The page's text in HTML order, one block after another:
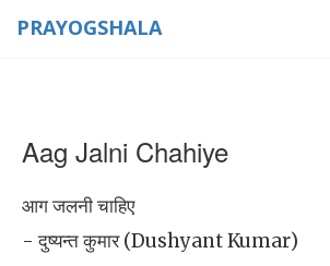
PRAYOGSHALA
Aag Jalni Chahiye
आग जलनी चाहिए
- दुष्यन्त कुमार (Dushyant Kumar)